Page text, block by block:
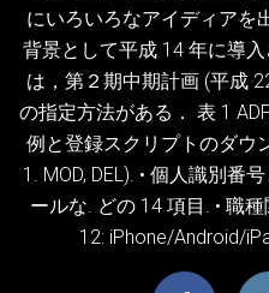
にいろいろなアイディアを
背景として平成 14 年に導
は，第２期中期計画 (平成
の指定方法がある． 表 1
例と登録スクリプトのダウ
1. MOD, DEL). • 個人識別番
ールな. どの 14 項目. • 職
12: iPhone/Android/